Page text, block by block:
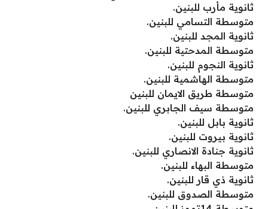
ثانوية مأرب للبنين.
متوسطة التسامي للبنين.
ثانوية المجد للبنين.
متوسطة المدحتية للبنين.
ثانوية النجوم للبنين.
متوسطة الهاشمية للبنين.
متوسطة طريق الايمان للبنين
متوسطة سيف الجابري للبنين.
ثانوية بابل للبنين.
ثانوية بيروت للبنين.
ثانوية جنادة الانصاري للبنين.
متوسطة البهاء للبنين.
ثانوية ذي قار للبنين.
متوسطة الصدوق للبنين.